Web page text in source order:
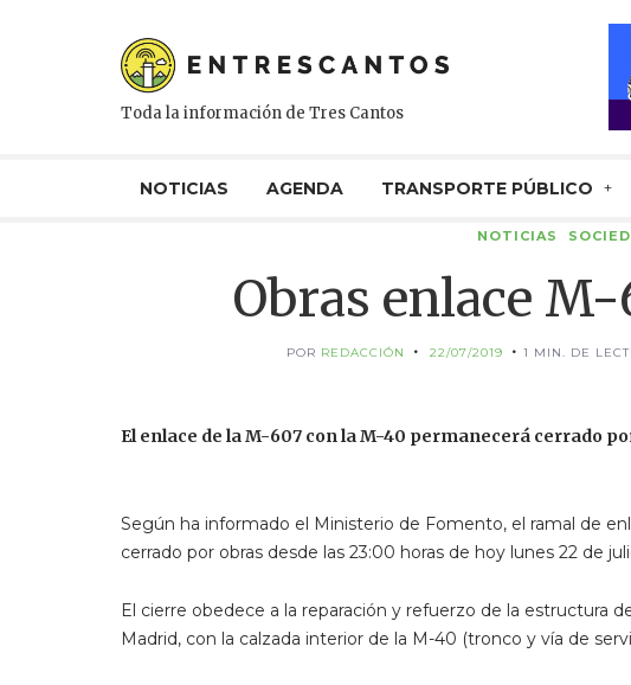
Toda la información de Tres Cantos
NOTICIAS AGENDA TRANSPORTE PÚBLICO
NOTICIAS
Obras enlace
POR REDACCIÓN 22/07/2019 1 MIN. DE
El enlace de la M-607 con la M-40 permanecerá cerrado
Según ha informado el Ministerio de Fomento, el ramal de
cerrado por obras desde las 23:00 horas de hoy lunes 22 de
El cierre obedece a la reparación y refuerzo de la estructura
Madrid, con la calzada interior de la M-40 (tronco y vía de